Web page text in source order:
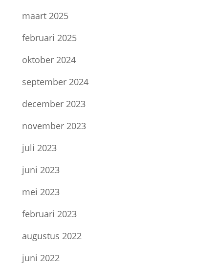
maart 2025
februari 2025
oktober 2024
september 2024
december 2023
november 2023
juli 2023
juni 2023
mei 2023
februari 2023
augustus 2022
juni 2022